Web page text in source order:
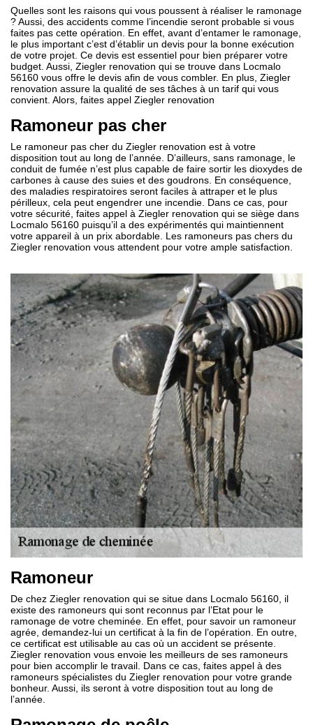
Quelles sont les raisons qui vous poussent à réaliser le ramonage
? Aussi, des accidents comme l’incendie seront probable si vous
faites pas cette opération. En effet, avant d’entamer le ramonage,
le plus important c’est d’établir un devis pour la bonne exécution
de votre projet. Ce devis est essentiel pour bien préparer votre
budget. Aussi, Ziegler renovation qui se trouve dans Locmalo
56160 vous offre le devis afin de vous combler. En plus, Ziegler
renovation assure la qualité de ses tâches à un tarif qui vous
convient. Alors, faites appel Ziegler renovation
Ramoneur pas cher
Le ramoneur pas cher du Ziegler renovation est à votre
disposition tout au long de l’année. D’ailleurs, sans ramonage, le
conduit de fumée n’est plus capable de faire sortir les dioxydes de
carbones à cause des suies et des goudrons. En conséquence,
des maladies respiratoires seront faciles à attraper et le plus
périlleux, cela peut engendrer une incendie. Dans ce cas, pour
votre sécurité, faites appel à Ziegler renovation qui se siège dans
Locmalo 56160 puisqu’il a des expérimentés qui maintiennent
votre appareil à un prix abordable. Les ramoneurs pas chers du
Ziegler renovation vous attendent pour votre ample satisfaction.
Ramoneur
De chez Ziegler renovation qui se situe dans Locmalo 56160, il
existe des ramoneurs qui sont reconnus par l’Etat pour le
ramonage de votre cheminée. En effet, pour savoir un ramoneur
agrée, demandez-lui un certificat à la fin de l’opération. En outre,
ce certificat est utilisable au cas où un accident se présente.
Ziegler renovation vous envoie les meilleurs de ses ramoneurs
pour bien accomplir le travail. Dans ce cas, faites appel à des
ramoneurs spécialistes du Ziegler renovation pour votre grande
bonheur. Aussi, ils seront à votre disposition tout au long de
l’année.